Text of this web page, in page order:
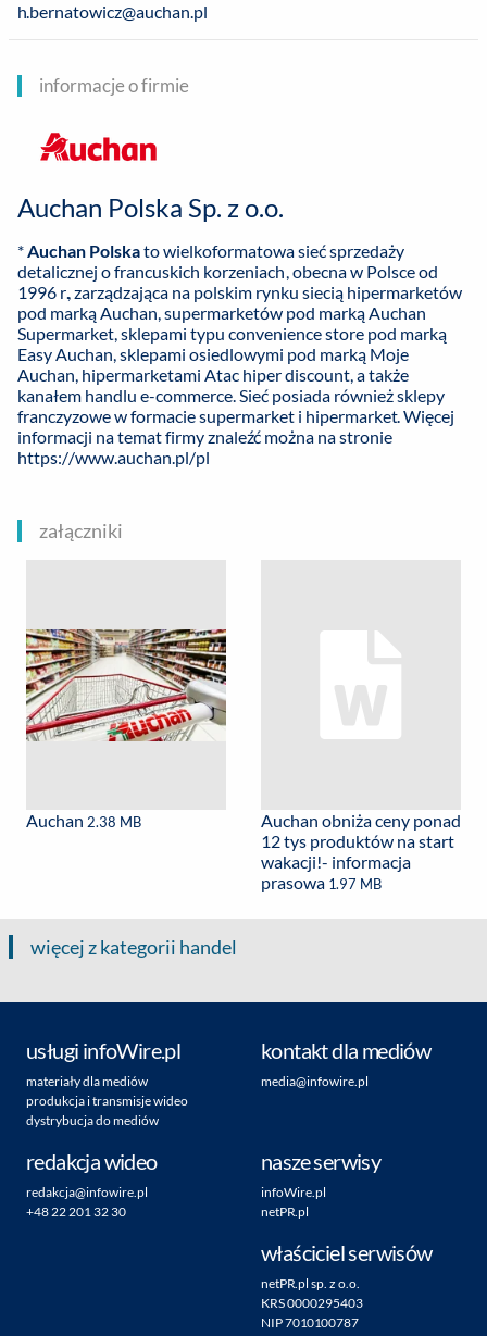
h.bernatowicz@auchan.pl
informacje o firmie
Auchan Polska Sp. z o.o.
*Auchan Polskato wielkoformatowa sieć sprzedaży
detalicznej o francuskich korzeniach, obecna w Polsce od
1996 r., zarządzająca na polskim rynku siecią hipermarketów
pod marką Auchan, supermarketów pod marką Auchan
Supermarket, sklepami typu convenience store pod marką
Easy Auchan, sklepami osiedlowymi pod marką Moje
Auchan, hipermarketami Atac hiper discount, a także
kanałem handlu e-commerce. Sieć posiada również sklepy
franczyzowe w formacie supermarket i hipermarket. Więcej
informacji na temat firmy znaleźć można na stronie
https://www.auchan.pl/pl
załączniki
Auchan 2.38 MB
Auchan obniża ceny ponad
12 tys produktów na start
wakacji!- informacja
prasowa 1.97 MB
więcej z kategorii handel
usługi infoWire.pl
materiały dla mediów
produkcja i transmisje wideo
dystrybucja do mediów
kontakt dla mediów
media@infowire.pl
redakcja wideo
redakcja@infowire.pl
+48 22 201 32 30
nasze serwisy
infoWire.pl
netPR.pl
właściciel serwisów
netPR.pl sp. z o.o.
KRS 0000295403
NIP 7010100787